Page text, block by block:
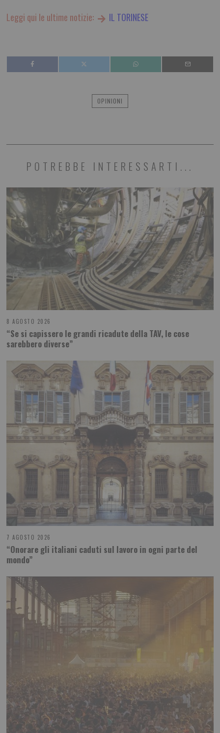
Leggi qui le ultime notizie: IL TORINESE
OPINIONI
POTREBBE INTERESSARTI...
8 AGOSTO 2026
“Se si capissero le grandi ricadute della TAV, le cose
sarebbero diverse”
7 AGOSTO 2026
“Onorare gli italiani caduti sul lavoro in ogni parte del
mondo”